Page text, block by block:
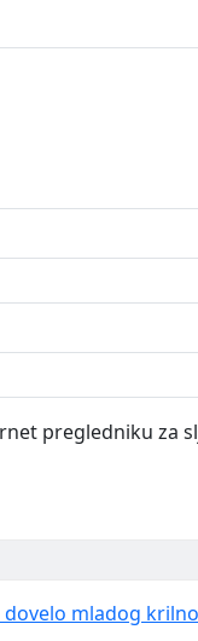
pregledniku za